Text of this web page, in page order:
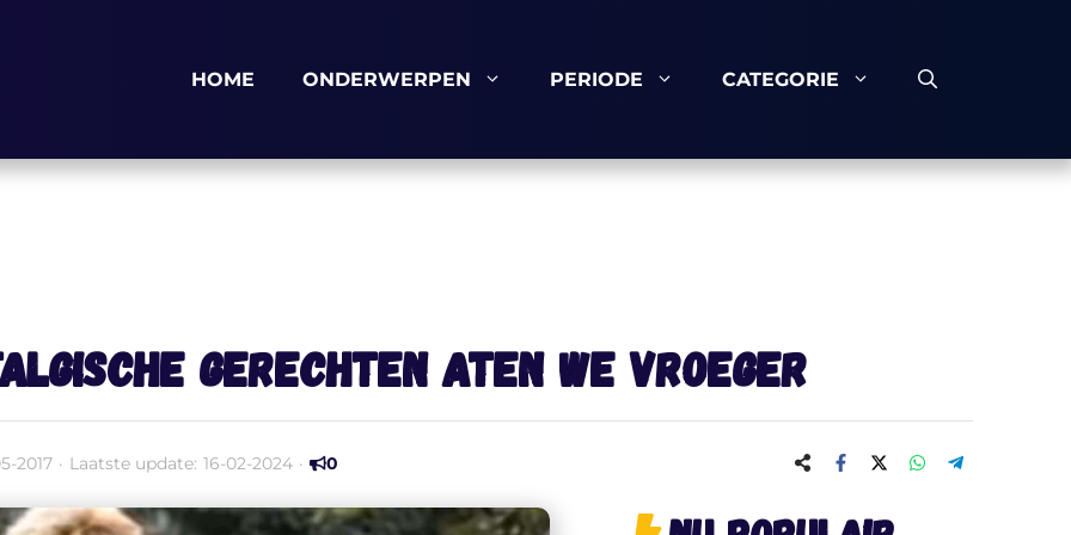
HOME ONDERWERPEN PERIODE CATEGORIE
gerechten aten we VROEGER
2017 · Laatste update: 16-02-2024 · 0